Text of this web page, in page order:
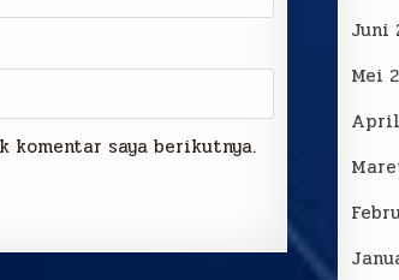
komentar saya berikutnya.
Juni
Mei